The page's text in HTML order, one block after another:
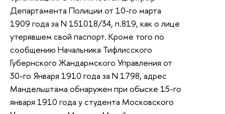
Департамента Полиции от 10-го марта
1909 года за N 151018/34, п.819, как о лице
утерявшем свой паспорт. Кроме того по
сообщению Начальника Тифлисского
Губернского Жандармского Управления от
30-го Января 1910 года за N 1798, адрес
Мандельштама обнаружен при обыске 15-го
января 1910 года у студента Московского